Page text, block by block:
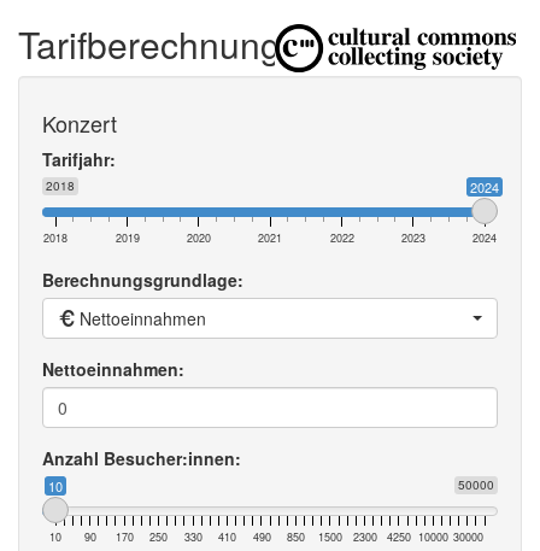
Tarifberechnung
Konzert
Tarifjahr:
2018 2024
2018 2019 2020 2021 2022 2023 2024
Berechnungsgrundlage:
Nettoeinnahmen
Nettoeinnahmen:
Anzahl Besucher:innen:
50000
10
10 90 170 250 330 410 490 850 1500 2300 4250 10000 30000